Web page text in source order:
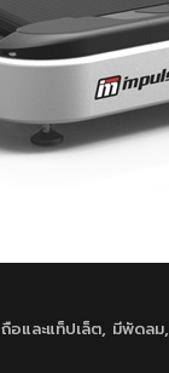
อและแท็ปเล็ต, มีพัดลม,